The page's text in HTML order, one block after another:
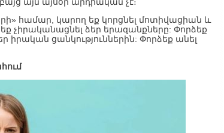
համար, կարող եք կորցնել մոտիվացիան և
չիրականացնել ձեր երազանքները: Փորձեք
իրական ցանկություններին: Փորձեք անել